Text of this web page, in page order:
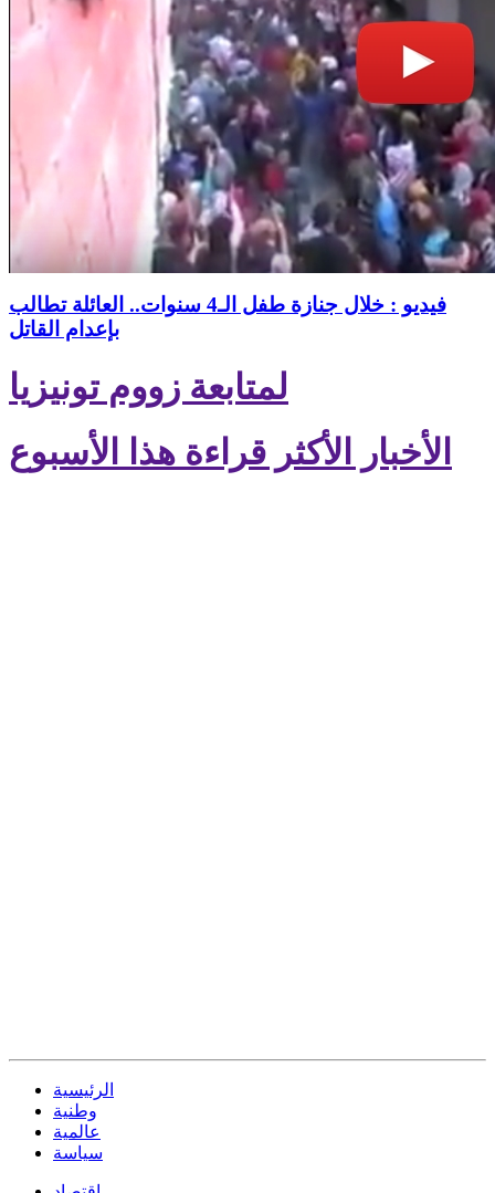
فيديو : خلال جنازة طفل الـ4 سنوات.. العائلة تطالب
بإعدام القاتل
لمتابعة زووم تونيزيا
الأخبار الأكثر قراءة هذا الأسبوع
الرئيسية
وطنية
عالمية
سياسة